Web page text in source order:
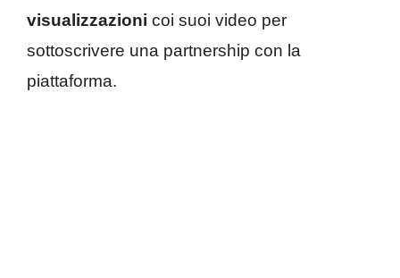
visualizzazioni coi suoi video per
sottoscrivere una partnership con la
piattaforma.